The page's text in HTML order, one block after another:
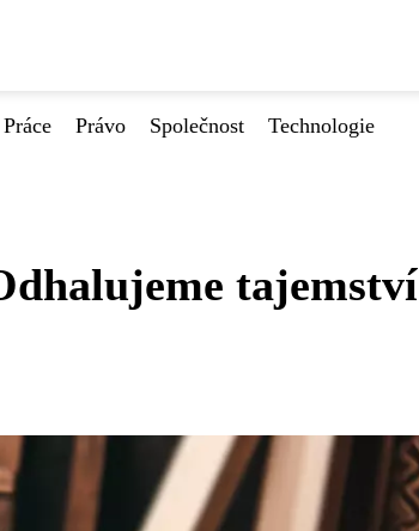
Práce Právo Společnost Technologie
tajemství